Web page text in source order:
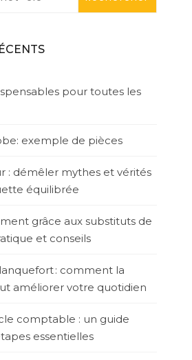
pour toutes les
exemple de pièces
: démêler mythes et vérités
équilibrée
grâce aux substituts de
et conseils
: comment la
améliorer votre quotidien
comptable : un guide
essentielles